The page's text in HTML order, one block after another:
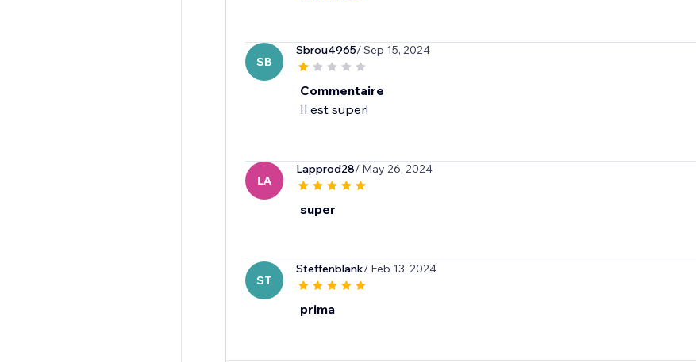
SB
Sbrou4965/ Sep 15, 2024
Commentaire
Il est super!
LA
Lapprod28/ May 26, 2024
super
ST
Steffenblank/ Feb 13, 2024
prima